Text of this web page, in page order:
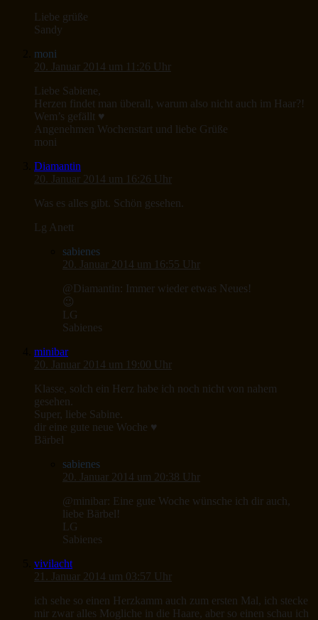
Liebe grüße
Sandy
moni
20. Januar 2014 um 11:26 Uhr
Liebe Sabiene,
Herzen findet man überall, warum also nicht auch im Haar?!
Wem’s gefällt ♥
Angenehmen Wochenstart und liebe Grüße
moni
Diamantin
20. Januar 2014 um 16:26 Uhr
Was es alles gibt. Schön gesehen.
Lg Anett
sabienes
20. Januar 2014 um 16:55 Uhr
@Diamantin: Immer wieder etwas Neues!
😉
LG
Sabienes
minibar
20. Januar 2014 um 19:00 Uhr
Klasse, solch ein Herz habe ich noch nicht von nahem
gesehen.
Super, liebe Sabine.
dir eine gute neue Woche ♥
Bärbel
sabienes
20. Januar 2014 um 20:38 Uhr
@minibar: Eine gute Woche wünsche ich dir auch,
liebe Bärbel!
LG
Sabienes
vivilacht
21. Januar 2014 um 03:57 Uhr
ich sehe so einen Herzkamm auch zum ersten Mal, ich stecke
mir zwar alles Mogliche in die Haare, aber so einen schau ich